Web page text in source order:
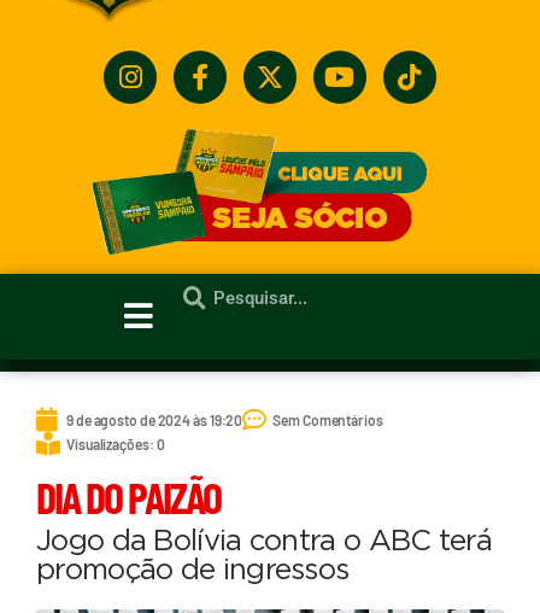
9 de agosto de 2024 às 19:20
Sem Comentários
Visualizações: 0
DIA DO PAIZÃO
Jogo da Bolívia contra o ABC terá
promoção de ingressos